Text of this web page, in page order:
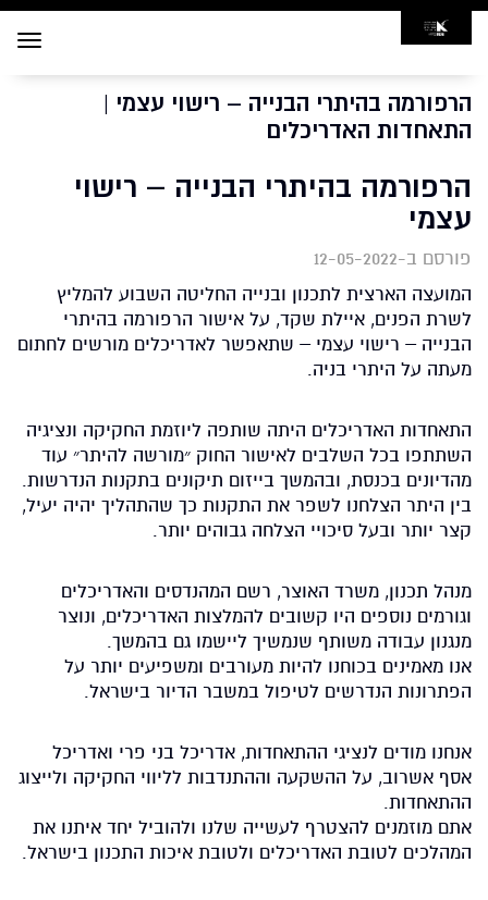
Toggle
הרפורמה בהיתרי הבנייה – רישוי עצמי |
התאחדות האדריכלים
הרפורמה בהיתרי הבנייה – רישוי
עצמי
פורסם ב-12-05-2022
המועצה הארצית לתכנון ובנייה החליטה השבוע להמליץ
לשרת הפנים, איילת שקד, על אישור הרפורמה בהיתרי
הבנייה – רישוי עצמי – שתאפשר לאדריכלים מורשים לחתום
מעתה על היתרי בניה.
התאחדות האדריכלים היתה שותפה ליוזמת החקיקה ונציגיה
השתתפו בכל השלבים לאישור החוק ״מורשה להיתר״ עוד
מהדיונים בכנסת, ובהמשך בייזום תיקונים בתקנות הנדרשות.
בין היתר הצלחנו לשפר את התקנות כך שהתהליך יהיה יעיל,
קצר יותר ובעל סיכויי הצלחה גבוהים יותר.
מנהל תכנון, משרד האוצר, רשם המהנדסים והאדריכלים
וגורמים נוספים היו קשובים להמלצות האדריכלים, ונוצר
מנגנון עבודה משותף שנמשיך ליישמו גם בהמשך.
אנו מאמינים בכוחנו להיות מעורבים ומשפיעים יותר על
הפתרונות הנדרשים לטיפול במשבר הדיור בישראל.
אנחנו מודים לנציגי ההתאחדות, אדריכל בני פרי ואדריכל
אסף אשרוב, על ההשקעה וההתנדבות לליווי החקיקה ולייצוג
ההתאחדות.
אתם מוזמנים להצטרף לעשייה שלנו ולהוביל יחד איתנו את
המהלכים לטובת האדריכלים ולטובת איכות התכנון בישראל.